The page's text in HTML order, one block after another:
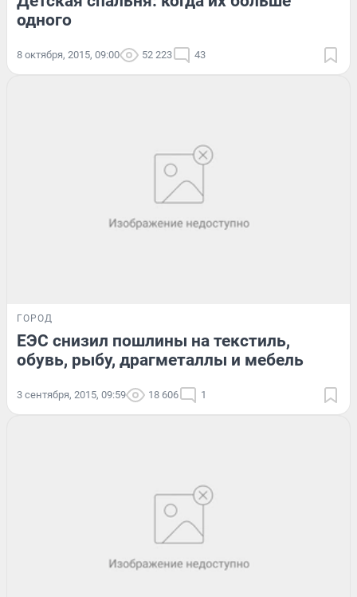
одного
8 октября, 2015, 09:00 52 223 43
ГОРОД
ЕЭС снизил пошлины на текстиль,
обувь, рыбу, драгметаллы и мебель
3 сентября, 2015, 09:59 18 606 1